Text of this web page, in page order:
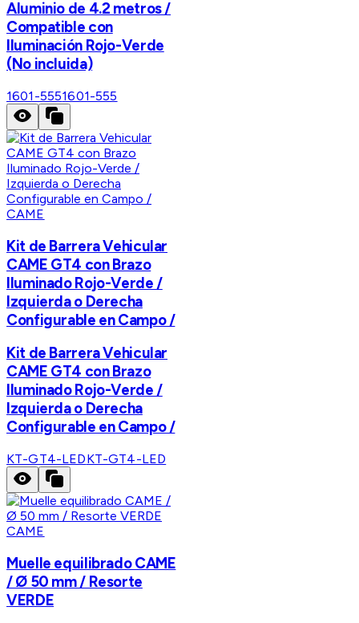
Aluminio de 4.2 metros /
Compatible con
Iluminación Rojo-Verde
(No incluida)
1601-5551601-555
CAME
Kit de Barrera Vehicular
CAME GT4 con Brazo
Iluminado Rojo-Verde /
Izquierda o Derecha
Configurable en Campo /
Kit de Barrera Vehicular
CAME GT4 con Brazo
Iluminado Rojo-Verde /
Izquierda o Derecha
Configurable en Campo /
KT-GT4-LEDKT-GT4-LED
CAME
Muelle equilibrado CAME
/ Ø 50 mm / Resorte
VERDE